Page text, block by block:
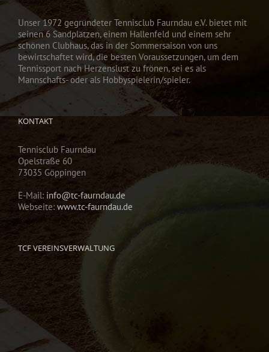
Unser 1972 gegründeter Tennisclub Faurndau e.V. bietet mit
seinen 6 Sandplätzen, einem Hallenfeld und einem sehr
schönen Clubhaus, das in der Sommersaison von uns
bewirtschaftet wird, die besten Voraussetzungen, um dem
Tennissport nach Herzenslust zu frönen, sei es als
Mannschafts- oder als Hobbyspielerin/spieler.
KONTAKT
Tennisclub Faurndau
Opelstraße 60
73035 Göppingen
E-Mail: info@tc-faurndau.de
Webseite: www.tc-faurndau.de
TCF VEREINSVERWALTUNG